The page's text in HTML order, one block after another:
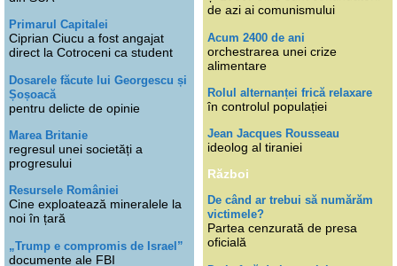
Primarul Capitalei
Ciprian Ciucu a fost angajat
direct la Cotroceni ca student
Dosarele făcute lui Georgescu și
Șoșoacă
pentru delicte de opinie
Marea Britanie
regresul unei societăți a
progresului
Resursele României
Cine exploatează mineralele la
noi în țară
„Trump e compromis de Israel”
documente ale FBI
de azi ai comunismului
Acum 2400 de ani
orchestrarea unei crize
alimentare
Rolul alternanței frică relaxare
în controlul populației
Jean Jacques Rousseau
ideolog al tiraniei
Război
De când ar trebui să numărăm
victimele?
Partea cenzurată de presa
oficială